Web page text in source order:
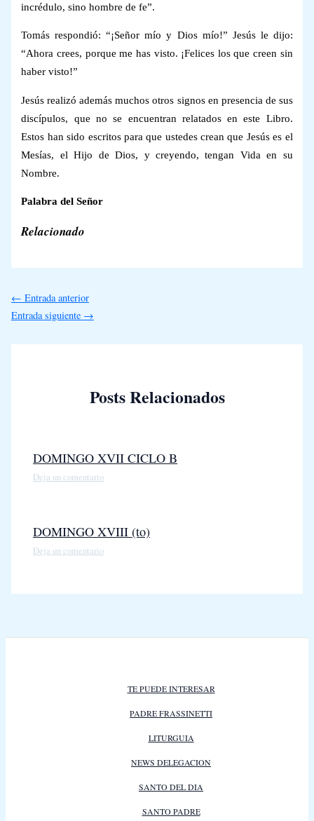
incrédulo, sino hombre de fe”.
Tomás respondió: “¡Señor mío y Dios mío!” Jesús le dijo:
“Ahora crees, porque me has visto. ¡Felices los que creen sin
haber visto!”
Jesús realizó además muchos otros signos en presencia de sus
discípulos, que no se encuentran relatados en este Libro.
Estos han sido escritos para que ustedes crean que Jesús es el
Mesías, el Hijo de Dios, y creyendo, tengan Vida en su
Nombre.
Palabra del Señor
Relacionado
← Entrada anterior
Entrada siguiente →
Posts Relacionados
DOMINGO XVII CICLO B
Deja un comentario
DOMINGO XVIII (to)
Deja un comentario
TE PUEDE INTERESAR
PADRE FRASSINETTI
LITURGUIA
NEWS DELEGACION
SANTO DEL DIA
SANTO PADRE